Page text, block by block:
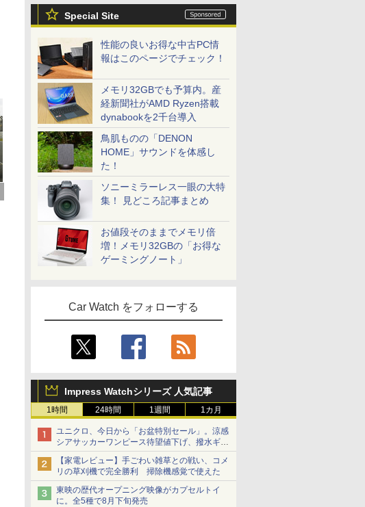
Special Site
性能の良いお得な中古PC情
報はこのページでチェック！
メモリ32GBでも予算内。産
経新聞社がAMD Ryzen搭載
dynabookを2千台導入
鳥肌ものの「DENON
HOME」サウンドを体感し
た！
ソニーミラーレス一眼の大特
集！ 見どころ記事まとめ
お値段そのままでメモリ倍
増！メモリ32GBの「お得な
ゲーミングノート」
Car Watch をフォローする
Impress Watchシリーズ 人気記事
1時間 24時間 1週間 1カ月
ユニクロ、今日から「お盆特別セール」。涼感
シアサッカーワンピース待望値下げ、撥水ギア
ショーツは1990円に
【家電レビュー】手ごわい雑草との戦い、コメ
リの草刈機で完全勝利 掃除機感覚で使えた
東映の歴代オープニング映像がカプセルトイ
に。全5種で8月下旬発売